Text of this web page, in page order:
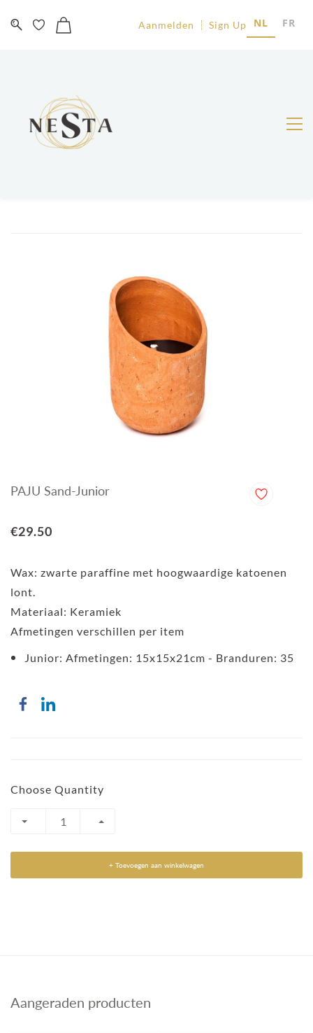
Aanmelden Sign Up NL FR
PAJU Sand-Junior
€29.50
Wax: zwarte paraffine met hoogwaardige katoenen
lont.
Materiaal: Keramiek
Afmetingen verschillen per item
Junior: Afmetingen: 15x15x21cm - Branduren: 35
Choose Quantity
+ Toevoegen aan winkelwagen
Aangeraden producten